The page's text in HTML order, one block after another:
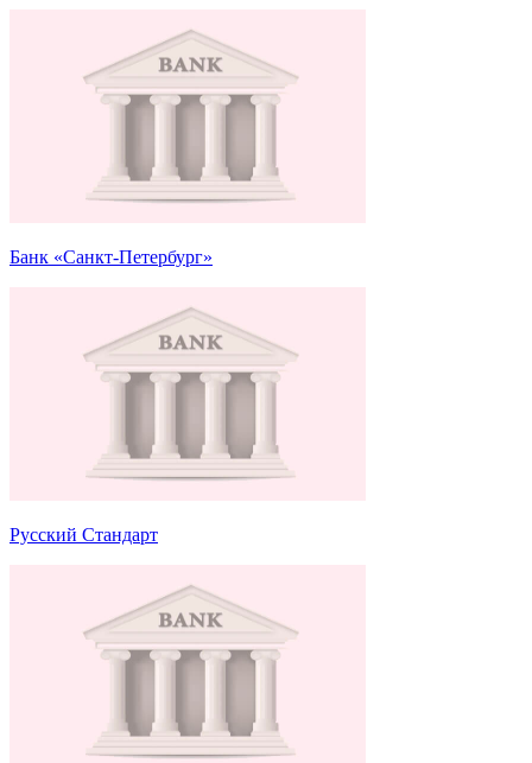
Банк «Санкт-Петербург»
Русский Стандарт